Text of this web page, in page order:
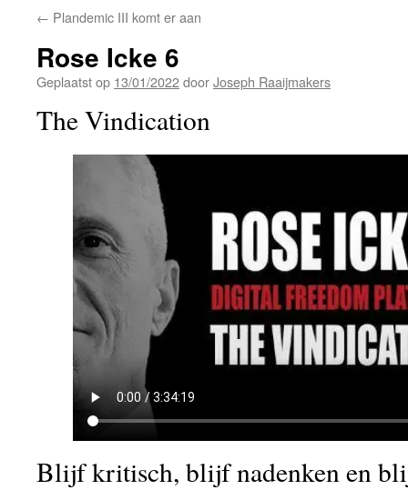
← Plandemic III komt er aan
Rose Icke 6
Geplaatst op 13/01/2022doorJoseph Raaijmakers
The Vindication
Blijf kritisch, blijf nadenken en